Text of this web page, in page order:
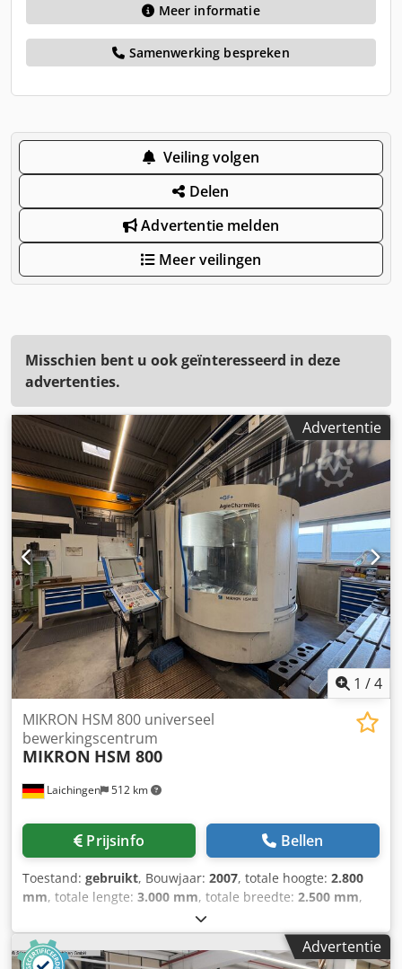
Meer informatie
Samenwerking bespreken
Veiling volgen
Delen
Advertentie melden
Meer veilingen
Misschien bent u ook geïnteresseerd in deze
advertenties.
Advertentie
1 /4
Laichingen 512 km
MIKRON HSM 800 universeel
bewerkingscentrum
MIKRON HSM 800
Prijsinfo Bellen
Toestand: gebruikt, Bouwjaar: 2007, totale hoogte: 2.800
mm, totale lengte: 3.000 mm, totale breedte: 2.500 mm,
, Mikron HSM 800 – High-speed
bewerkingscentrum Bouwjaar 2007 | Heidenhain iTNC 530
| 24.000 tpm | 3-voudige palletwisselaar Zeer nauwkeurig
Advertentie